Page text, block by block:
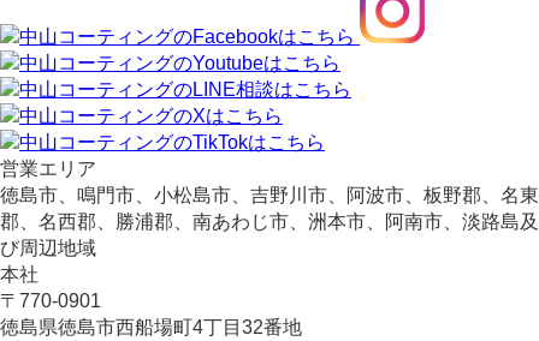
営業エリア
徳島市、鳴門市、小松島市、吉野川市、阿波市、板野郡、名東
郡、名西郡、勝浦郡、南あわじ市、洲本市、阿南市、淡路島及
び周辺地域
本社
〒770-0901
徳島県徳島市西船場町4丁目32番地